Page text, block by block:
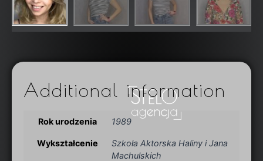
Additional information
Rok urodzenia 1989
Wykształcenie
Szkoła Aktorska Haliny i Jana
Machulskich